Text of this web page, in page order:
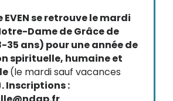
EVEN se retrouve le mardi
Dame de Grâce de
35 ans) pour une année de
spirituelle, humaine et
(le mardi sauf vacances
. Inscriptions :